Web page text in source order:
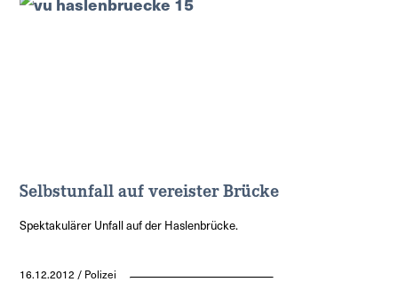
Selbstunfall auf vereister Brücke
Spektakulärer Unfall auf der Haslenbrücke.
16.12.2012 / Polizei